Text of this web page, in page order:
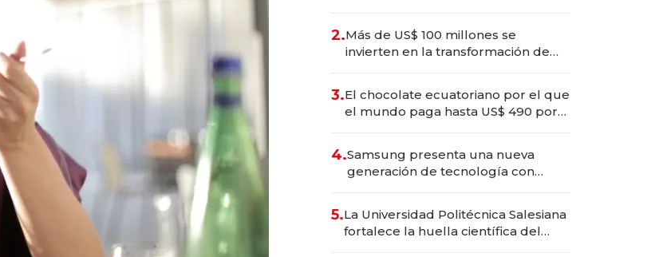
2.Más de US$ 100 millones se
invierten en la transformación de
3.El chocolate ecuatoriano por el que
el mundo paga hasta US$ 490 por
4.Samsung presenta una nueva
generación de tecnología con
5.La Universidad Politécnica Salesiana
fortalece la huella científica del